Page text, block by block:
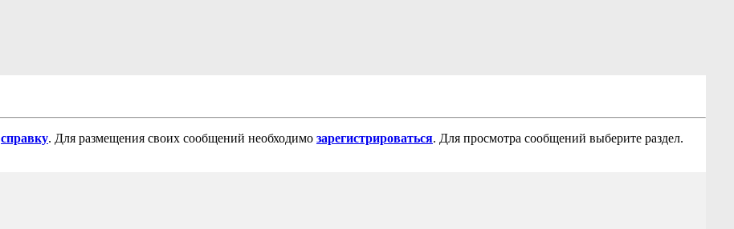
справку. Для размещения своих сообщений необходимо зарегистрироваться. Для просмотра сообщений выберите раздел.